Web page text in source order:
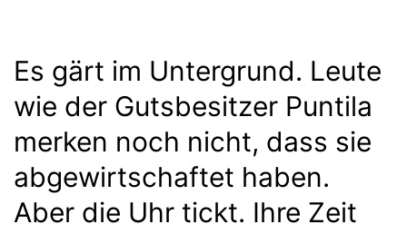
Es gärt im Untergrund. Leute
wie der Gutsbesitzer Puntila
merken noch nicht, dass sie
abgewirtschaftet haben.
Aber die Uhr tickt. Ihre Zeit